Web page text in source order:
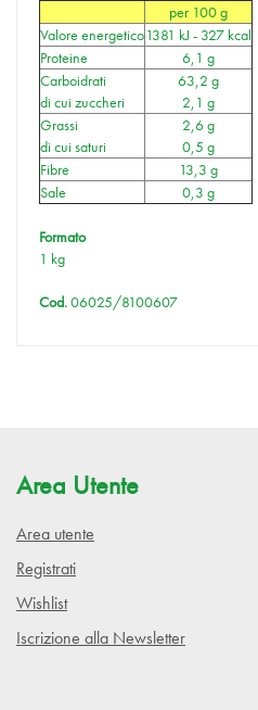
per 100 g
Valore energetico1381 kJ - 327 kcal
Proteine
6,1 g
Carboidrati
di cui zuccheri
63,2 g
2,1 g
Grassi
di cui saturi
2,6 g
0,5 g
Fibre
13,3 g
Sale
0,3 g
Formato
1 kg
Cod.06025/8100607
Area Utente
Area utente
Registrati
Wishlist
Iscrizione alla Newsletter